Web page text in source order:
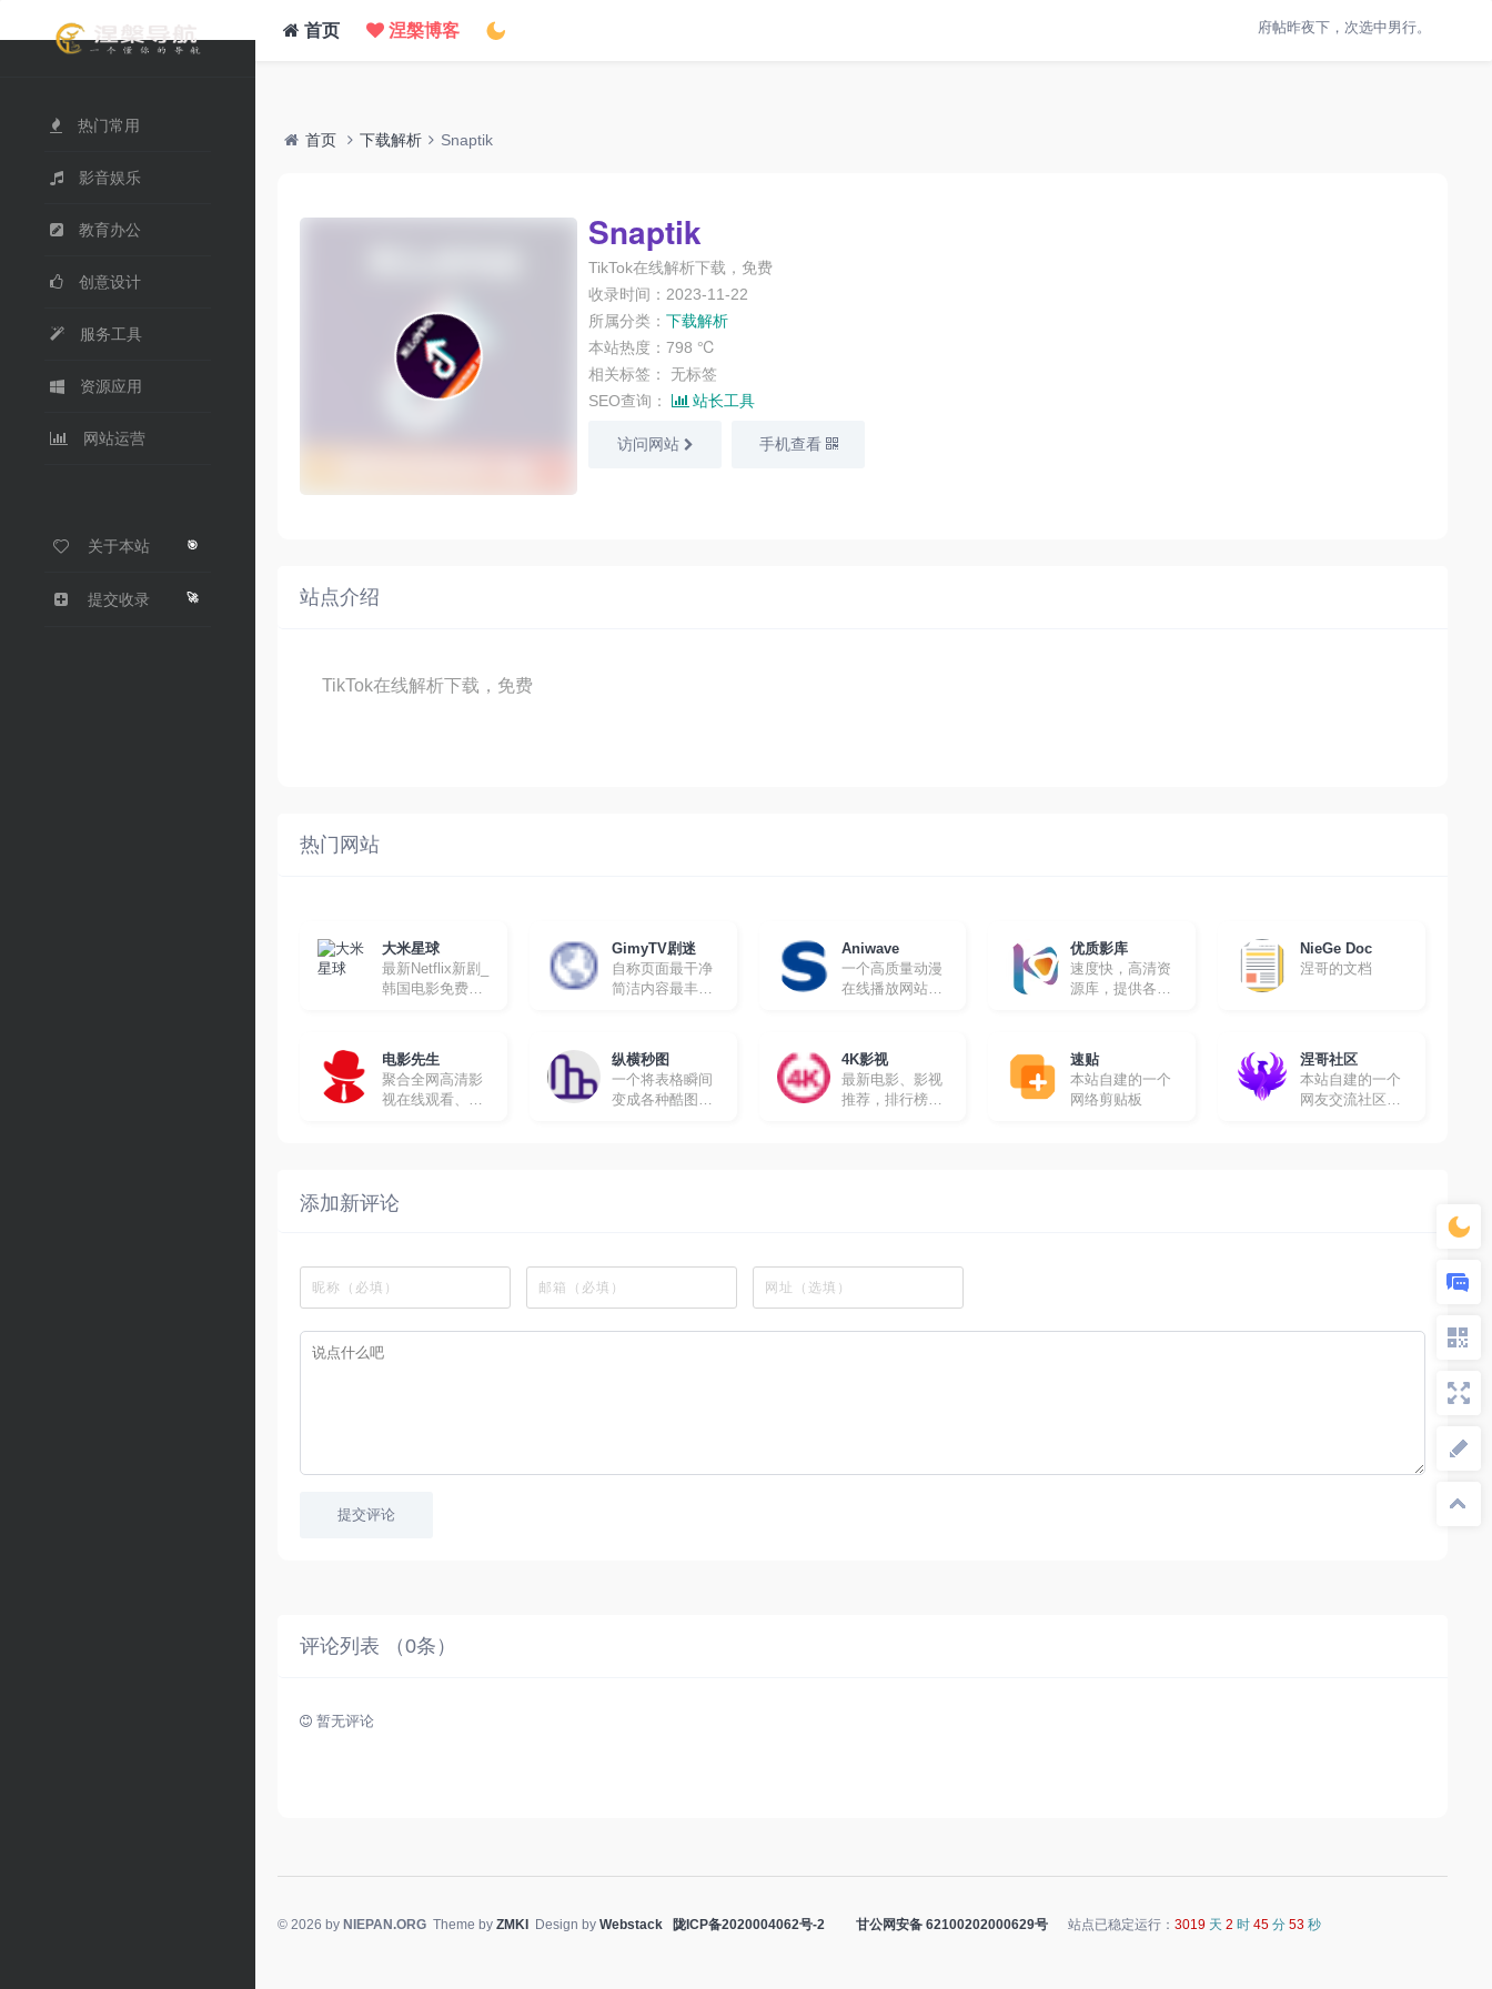
热门常用
影音娱乐
教育办公
创意设计
服务工具
资源应用
网站运营
关于本站 🎯
提交收录 🚀
首页 涅槃博客 府帖昨夜下，次选中男行。
首页 下载解析 Snaptik
Snaptik
TikTok在线解析下载，免费
收录时间：2023-11-22
所属分类： 下载解析
本站热度：798 ℃
相关标签： 无标签
SEO查询：
站长工具
访问网站 手机查看
站点介绍
TikTok在线解析下载，免费
热门网站
大米星球
最新Netflix新剧_
韩国电影免费在
GimyTV剧迷
自称页面最干净
简洁内容最丰富
Aniwave
一个高质量动漫
在线播放网站，
想要学习英文的
朋友。
优质影库
速度快，高清资
源库，提供各种
NieGe Doc
涅哥的文档
电影先生
聚合全网高清影
视在线观看、下
纵横秒图
一个将表格瞬间
变成各种酷图的
4K影视
最新电影、影视
推荐，排行榜、
速贴
本站自建的一个
网络剪贴板
涅哥社区
本站自建的一个
网友交流社区，
添加新评论
提交评论
评论列表 （0条）
暂无评论
© 2026 by NIEPAN.ORG Theme by ZMKI Design by Webstack 陇ICP备2020004062号-2 甘公网安备 62100202000629号 站点已稳定运行： 3019 天 2 时 45 分 53 秒